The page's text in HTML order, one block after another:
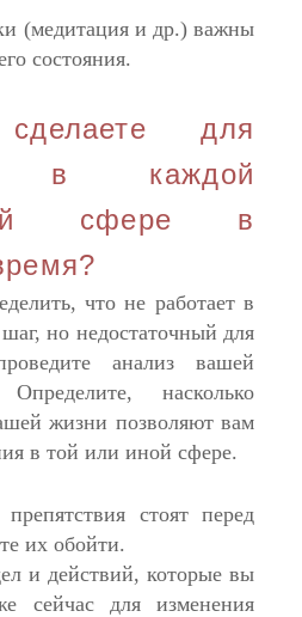
(медитация и др.) важны
состояния.
для
в каждой
сфере в
что не работает в
но недостаточный для
анализ вашей
насколько
жизни позволяют вам
в той или иной сфере.
стоят перед
их обойти.
и действий, которые вы
сейчас для изменения